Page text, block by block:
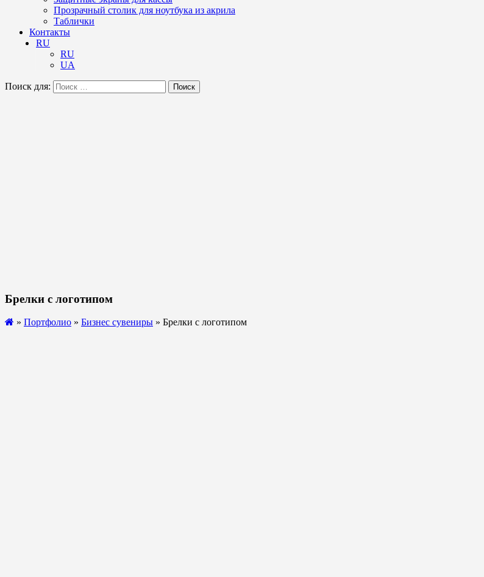
Прозрачный столик для ноутбука из акрила
Таблички
Контакты
RU
RU
UA
Поиск для: Поиск
Брелки с логотипом
» Портфолио » Бизнес сувениры » Брелки с логотипом